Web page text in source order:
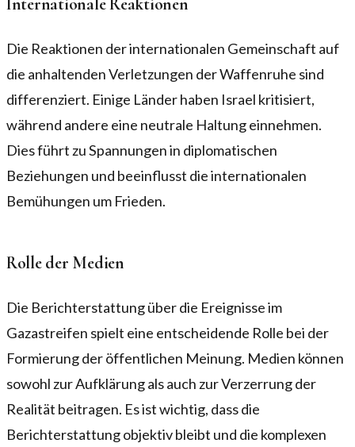
Die Reaktionen der internationalen Gemeinschaft auf
die anhaltenden Verletzungen der Waffenruhe sind
differenziert. Einige Länder haben Israel kritisiert,
während andere eine neutrale Haltung einnehmen.
Dies führt zu Spannungen in diplomatischen
Beziehungen und beeinflusst die internationalen
Bemühungen um Frieden.
Rolle der Medien
Die Berichterstattung über die Ereignisse im
Gazastreifen spielt eine entscheidende Rolle bei der
Formierung der öffentlichen Meinung. Medien können
sowohl zur Aufklärung als auch zur Verzerrung der
Realität beitragen. Es ist wichtig, dass die
Berichterstattung objektiv bleibt und die komplexen